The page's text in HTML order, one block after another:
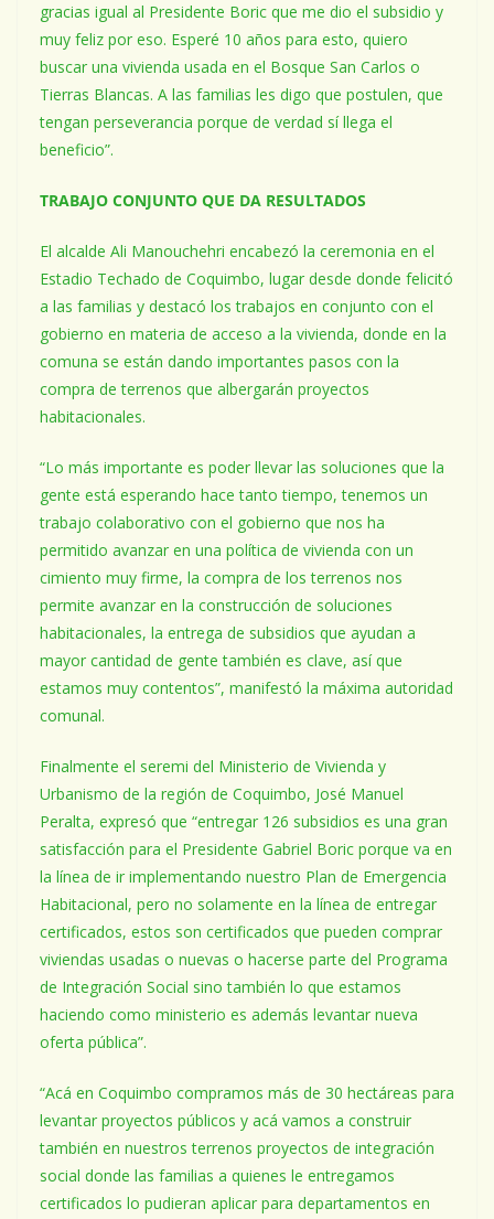
gracias igual al Presidente Boric que me dio el subsidio y
muy feliz por eso. Esperé 10 años para esto, quiero
buscar una vivienda usada en el Bosque San Carlos o
Tierras Blancas. A las familias les digo que postulen, que
tengan perseverancia porque de verdad sí llega el
beneficio”.
TRABAJO CONJUNTO QUE DA RESULTADOS
El alcalde Ali Manouchehri encabezó la ceremonia en el
Estadio Techado de Coquimbo, lugar desde donde felicitó
a las familias y destacó los trabajos en conjunto con el
gobierno en materia de acceso a la vivienda, donde en la
comuna se están dando importantes pasos con la
compra de terrenos que albergarán proyectos
habitacionales.
“Lo más importante es poder llevar las soluciones que la
gente está esperando hace tanto tiempo, tenemos un
trabajo colaborativo con el gobierno que nos ha
permitido avanzar en una política de vivienda con un
cimiento muy firme, la compra de los terrenos nos
permite avanzar en la construcción de soluciones
habitacionales, la entrega de subsidios que ayudan a
mayor cantidad de gente también es clave, así que
estamos muy contentos”, manifestó la máxima autoridad
comunal.
Finalmente el seremi del Ministerio de Vivienda y
Urbanismo de la región de Coquimbo, José Manuel
Peralta, expresó que “entregar 126 subsidios es una gran
satisfacción para el Presidente Gabriel Boric porque va en
la línea de ir implementando nuestro Plan de Emergencia
Habitacional, pero no solamente en la línea de entregar
certificados, estos son certificados que pueden comprar
viviendas usadas o nuevas o hacerse parte del Programa
de Integración Social sino también lo que estamos
haciendo como ministerio es además levantar nueva
oferta pública”.
“Acá en Coquimbo compramos más de 30 hectáreas para
levantar proyectos públicos y acá vamos a construir
también en nuestros terrenos proyectos de integración
social donde las familias a quienes le entregamos
certificados lo pudieran aplicar para departamentos en